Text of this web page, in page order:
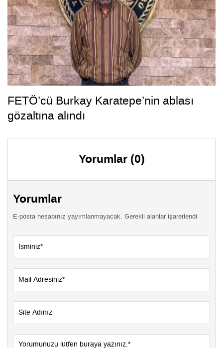
FETÖ’cü Burkay Karatepe’nin ablası
gözaltına alındı
Yorumlar (0)
Yorumlar
E-posta hesabınız yayımlanmayacak. Gerekli alanlar işaretlendi